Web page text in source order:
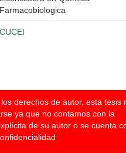
Farmacobiologica
CUCEI
derechos de autor, esta tesis
ya que no contamos con la
de su autor o se cuenta